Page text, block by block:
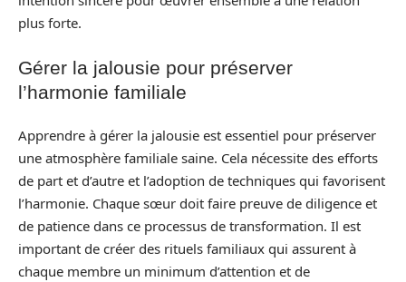
plus forte.
Gérer la jalousie pour préserver
l’harmonie familiale
Apprendre à gérer la jalousie est essentiel pour préserver
une atmosphère familiale saine. Cela nécessite des efforts
de part et d’autre et l’adoption de techniques qui favorisent
l’harmonie. Chaque sœur doit faire preuve de diligence et
de patience dans ce processus de transformation. Il est
important de créer des rituels familiaux qui assurent à
chaque membre un minimum d’attention et de